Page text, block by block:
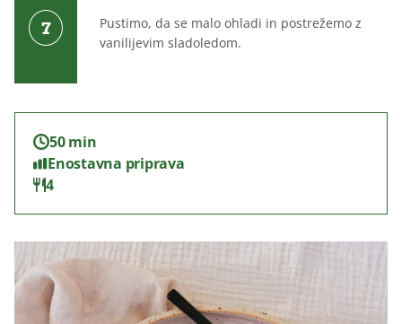
Pustimo, da se malo ohladi in postrežemo z
vanilijevim sladoledom.
50 min
Enostavna priprava
4